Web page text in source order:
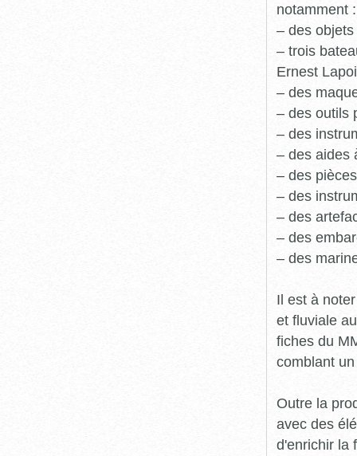
notamment :
– des
– trois
Ernest
– des
– des outils
– des
– des aides
– des
– des
– des
– des
– des
Il est à
et fluviale
fiches du
comblant
Outre la
avec des
d'enrichir la